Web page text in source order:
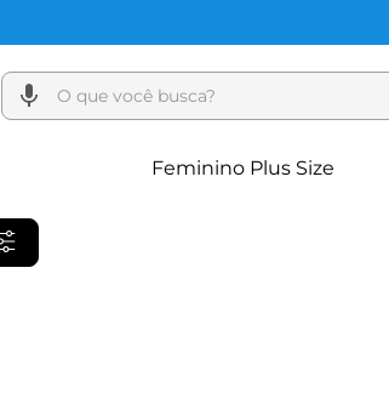
O que você busca?
Feminino Plus Size